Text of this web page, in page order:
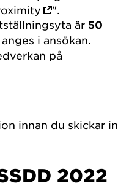
".
är 50
i ansökan.
på
innan du skickar in
2022